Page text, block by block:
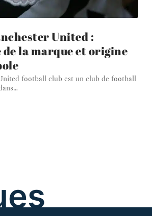
United :
la marque et origine
football club est un club de football
…